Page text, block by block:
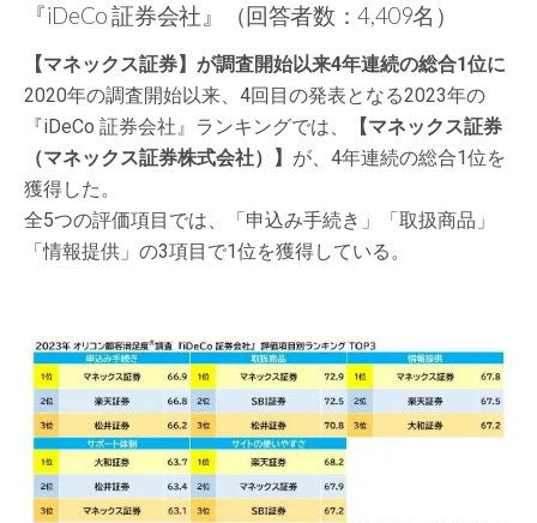
『iDeCo 証券会社』（回答者数：4,409名）
【マネックス証券】が調査開始以来4年連続の総合1位に
2020年の調査開始以来、4回目の発表となる2023年の
『iDeCo 証券会社』ランキングでは、
【マネックス証券
（マネックス証券株式会社）】 が、4年連続の総合1位を
獲得した。
全5つの評価項目では、「申込み手続き」「取扱商品」
「情報提供」の3項目で1位を獲得している。